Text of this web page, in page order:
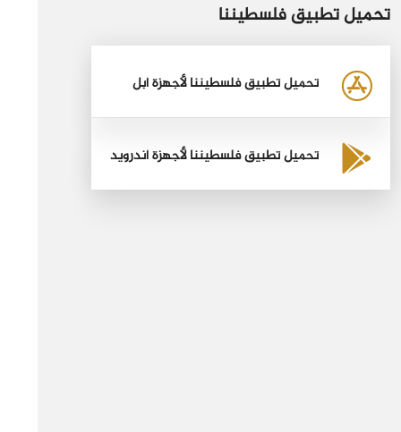
تحميل تطبيق فلسطيننا
تحميل تطبيق فلسطيننا لأجهزة أبل
تحميل تطبيق فلسطيننا لأجهزة أندرويد